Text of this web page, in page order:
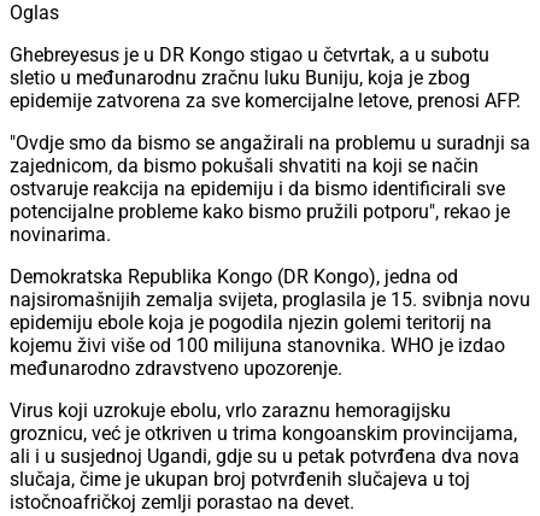
Oglas
Ghebreyesus je u DR Kongo stigao u četvrtak, a u subotu
sletio u međunarodnu zračnu luku Buniju, koja je zbog
epidemije zatvorena za sve komercijalne letove, prenosi AFP.
"Ovdje smo da bismo se angažirali na problemu u suradnji sa
zajednicom, da bismo pokušali shvatiti na koji se način
ostvaruje reakcija na epidemiju i da bismo identificirali sve
potencijalne probleme kako bismo pružili potporu", rekao je
novinarima.
Demokratska Republika Kongo (DR Kongo), jedna od
najsiromašnijih zemalja svijeta, proglasila je 15. svibnja novu
epidemiju ebole koja je pogodila njezin golemi teritorij na
kojemu živi više od 100 milijuna stanovnika. WHO je izdao
međunarodno zdravstveno upozorenje.
Virus koji uzrokuje ebolu, vrlo zaraznu hemoragijsku
groznicu, već je otkriven u trima kongoanskim provincijama,
ali i u susjednoj Ugandi, gdje su u petak potvrđena dva nova
slučaja, čime je ukupan broj potvrđenih slučajeva u toj
istočnoafričkoj zemlji porastao na devet.